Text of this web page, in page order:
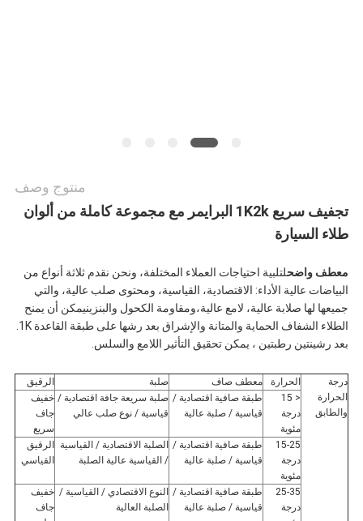
منتوج وصف
تجفيف سريع 1K2k البرايمر مع مجموعة كاملة من ألوان
طلاء السيارة
معطف واضحلتلبية احتياجات العملاء المختلفة، ونحن نقدم ثلاثة أنواع من
البياضات عالية الأداء: الاقتصادية، القياسية، ومحتوى صلب عالية، والتي
جميعها لها صلابة عالية، لامع عالية،ومقاومة الكحول والبنزينيمكن أن يمنح
الطلاء الشفاف الحماية والمتانة والإشراق بعد رشها على طبقة القاعدة 1K.
بعد رشينتين رطبتين ، يمكن تحقيق التأثير اللامع والسلس.
درجة
الحرارة
والطابق
الحرارة معطف صاف صلبة
الرقيق
< 15
درجة
مئوية
طبقة صافية اقتصادية /
قياسية / صلبة عالية
صلبة سريعة جافة اقتصادية /
قياسية / نوع صلب عالي
خفيف
جاف
سريع
15-25
درجة
مئوية
طبقة صافية اقتصادية /
قياسية / صلبة عالية
الصلبة الاقتصادية / القياسية
/ القياسية عالية الصلبة
الرقيق
القياسي
25-35
درجة
طبقة صافية اقتصادية /
قياسية / صلبة عالية
النوع الاقتصادي / القياسية /
الصلبة العالية
خفيف
جاف